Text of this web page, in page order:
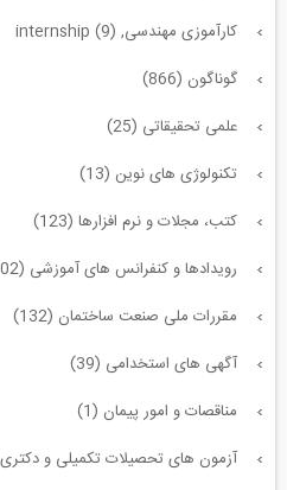
کارآموزی مهندسی, internship (9)
گوناگون (866)
علمی تحقیقاتی (25)
تکنولوژی های نوین (13)
کتب، مجلات و نرم افزارها (123)
رویدادها و کنفرانس های آموزشی (1702)
مقررات ملی صنعت ساختمان (132)
آگهی های استخدامی (39)
مناقصات و امور پیمان (1)
آزمون های تحصیلات تکمیلی و دکتری (11)